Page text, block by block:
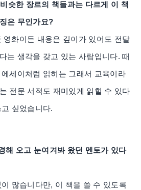
슷한 장르의 책들과는 다르게 이 책
은 무인가요?
영화이든 내용은 깊이가 있어도 전달
는 생각을 갖고 있는 사람입니다. 때
세이처럼 읽히는 그래서 교육이라
전문 서적도 재미있게 읽힐 수 있다
싶었습니다.
해 오고 눈여겨봐 왔던 멘토가 있다
많습니다만, 이 책을 쓸 수 있도록